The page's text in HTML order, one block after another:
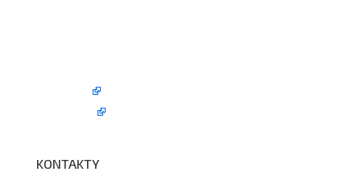
KONTAKTY